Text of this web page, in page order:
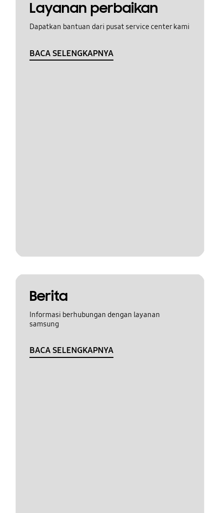
Layanan perbaikan
Dapatkan bantuan dari pusat service center kami
BACA SELENGKAPNYA
Berita
Informasi berhubungan dengan layanan
samsung
BACA SELENGKAPNYA